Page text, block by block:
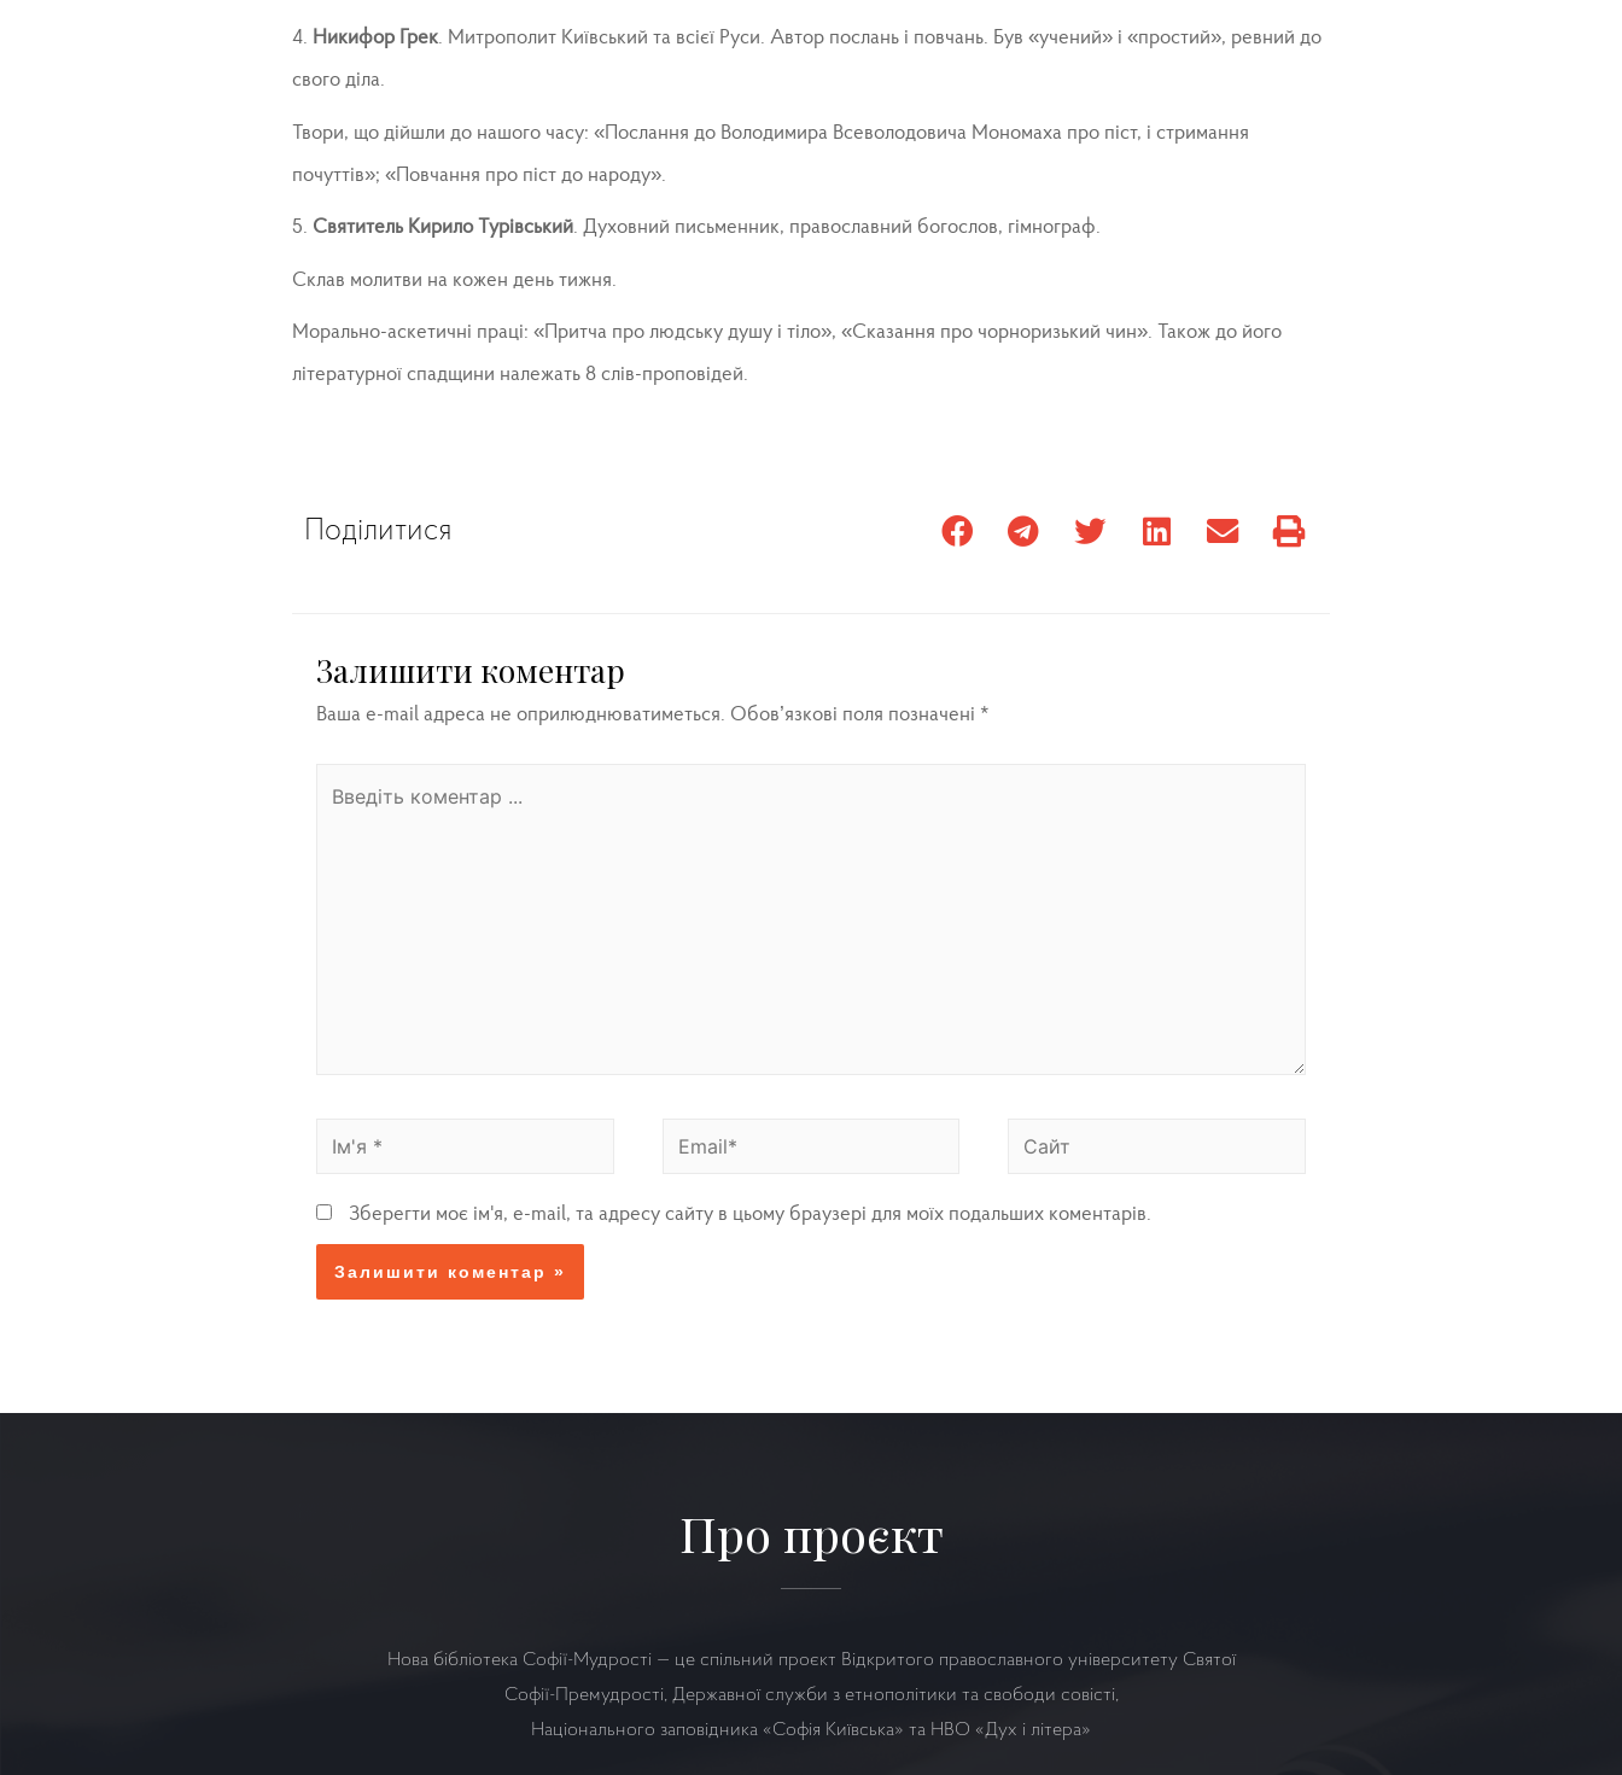
4. Никифор Грек. Митрополит Київський та всієї Руси. Автор послань і повчань. Був «учений» і «простий», ревний до
свого діла.
Твори, що дійшли до нашого часу: «Послання до Володимира Всеволодовича Мономаха про піст, і стримання
почуттів»; «Повчання про піст до народу».
5. Святитель Кирило Турівський. Духовний письменник, православний богослов, гімнограф.
Склав молитви на кожен день тижня.
Морально-аскетичні праці: «Притча про людську душу і тіло», «Сказання про чорноризький чин». Також до його
літературної спадщини належать 8 слів-проповідей.
Поділитися
Залишити коментар
Ваша e-mail адреса не оприлюднюватиметься. Обов’язкові поля позначені *
Зберегти моє ім'я, e-mail, та адресу сайту в цьому браузері для моїх подальших коментарів.
Про проєкт
Нова бібліотека Софії-Мудрості — це спільний проєкт Відкритого православного університету Святої
Софії-Премудрості, Державної служби з етнополітики та свободи совісті,
Національного заповідника «Софія Київська» та НВО «Дух і літера»